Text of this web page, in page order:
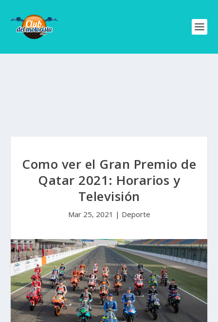
Como ver el Gran Premio de
Qatar 2021: Horarios y
Televisión
Mar 25, 2021 | Deporte